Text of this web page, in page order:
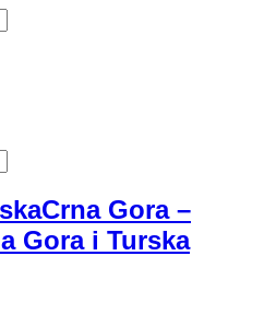
Crna Gora –
Gora i Turska